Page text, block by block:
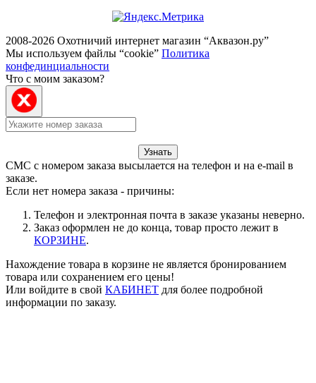
2008-2026 Охотничий интернет магазин “Аквазон.ру”
Мы используем файлы “cookie” Политика
конфединциальности
Что с моим заказом?
Узнать
СМС с номером заказа высылается на телефон и на e-mail в
заказе.
Если нет номера заказа - причины:
Телефон и электронная почта в заказе указаны неверно.
Заказ оформлен не до конца, товар просто лежит в
КОРЗИНЕ.
Нахождение товара в корзине не является бронированием
товара или сохранением его цены!
Или войдите в свой КАБИНЕТ для более подробной
информации по заказу.